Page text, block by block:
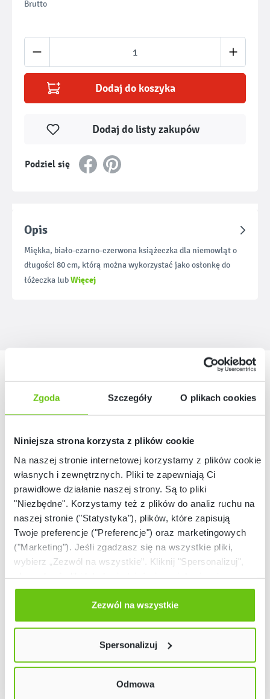
Zgoda Szczegóły O plikach cookies
Niniejsza strona korzysta z plików cookie
Na naszej stronie internetowej korzystamy z plików cookie:
własnych i zewnętrznych. Pliki te zapewniają Ci
prawidłowe działanie naszej strony. Są to pliki
"Niezbędne". Korzystamy też z plików do analiz ruchu na
naszej stronie ("Statystyka"), plików, które zapisują
Twoje preferencje ("Preferencje") oraz marketingowych
("Marketing"). Jeśli zgadzasz się na wszystkie pliki,
wybierz „Zezwól na wszystkie”. Kliknij "Spersonalizuj",
Odmów zgody poprzez przycisk „Odmowa”. Wtedy
użyjemy tylko plików niezbędnych dla naszej strony.
Twój wybór możesz zmienić przez kliknięcie przycisku w
Polityce prywatności
Zezwól na wszystkie
Spersonalizuj
Odmowa
Brutto
Ilość produktu: Wprowadź żądaną ilość
Dodaj do koszyka
Podziel się
Dodaj do listy zakupów
Opis
Miękka, biało-czarno-czerwona książeczka dla niemowląt o
długości 80 cm, którą można wykorzystać jako osłonkę do
łóżeczka lubWięcej